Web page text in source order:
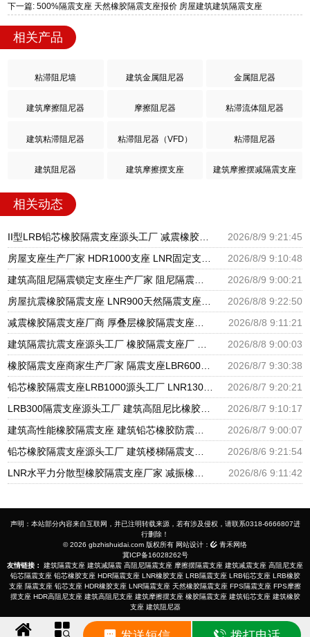
下一篇: 500%隔震支座 天然橡胶隔震支座报价 房屋建筑建筑隔震支座
相关产品
粘滞阻尼墙 建筑金属阻尼器 金属阻尼器
建筑摩擦阻尼器 摩擦阻尼器 粘滞流体阻尼器
建筑粘滞阻尼器 粘滞阻尼器（VFD） 粘滞阻尼器
建筑阻尼器 建筑摩擦摆支座 建筑摩擦摆减隔震支座
相关动态
II型LRB铅芯橡胶隔震支座源头工厂 减震橡胶支座价格 隔震支座产地源头工厂
2026/8/9 9:21:45
房屋支座生产厂家 HDR1000支座 LNR固定支座生产厂家
2026/8/9 9:10:48
建筑高阻尼隔震锁定支座生产厂家 阻尼隔震支座厂家 分散力型隔震支座厂家
2026/8/9 9:00:21
房屋抗震橡胶隔震支座 LNR900天然隔震支座 建筑圆形隔震支座源头工厂
2026/8/8 9:22:50
减震橡胶隔震支座厂商 厚叠层橡胶隔震支座源头工厂 阻尼隔震支座多少钱
2026/8/8 9:11:21
建筑隔震抗震支座源头工厂 橡胶隔震支座厂 国内橡胶隔震支座生产厂家
2026/8/8 9:00:03
橡胶隔震支座商家生产厂家 隔震支座LBR600生产厂家 天然橡胶隔震支座LNR1000-Ⅱ厂家
2026/8/7 9:30:38
铅芯橡胶隔震支座LRB1000源头工厂 LNR1300天然橡胶支座什么价格 国内隔震支座生产厂家
2026/8/7 9:20:21
LRB300隔震支座源头工厂 建筑高阻尼比橡胶隔震支座厂家 铅芯抗震支座装置源头工厂
2026/8/7 9:10:17
建筑高性能橡胶隔震支座 建筑铅芯橡胶防震支座工厂 LRB500一Ⅱ型橡胶隔震支座
2026/8/7 9:00:07
铅芯橡胶隔震支座源头工厂 建筑楼梯隔震支座生产厂家 高楼隔震支座
2026/8/6 9:21:54
LNR水平力分散型橡胶隔震支座厂家 减振橡胶隔震支座 LRB铅芯支座什么价格
2026/8/6 9:11:42
声明：本站部分内容来自互联网，并已注明转载来源，若有涉及侵权，请联系0318-6666807进
行删除！
© 2026 gbzhishuidai.com 版权所有 网站设计：
青禾网络
冀ICP备16028262号
友情链接：
建筑隔震支座 建筑减隔震 高阻尼隔震支座 摩擦摆隔震支座 建筑减震支座 高阻尼支座
铅芯隔震支座 铅芯橡胶支座 HDR隔震支座 LNR橡胶支座 LRB隔震支座 LRB铅芯支座 LRB橡胶
支座 隔震支座 铅芯支座 HDR橡胶支座 LNR隔震支座 天然橡胶隔震支座 FPS隔震支座 FPS摩擦
摆支座 HDR高阻尼支座 建筑高阻尼支座 建筑摩擦摆支座 橡胶隔震支座 建筑铅芯支座 建筑橡胶
支座 建筑阻尼器